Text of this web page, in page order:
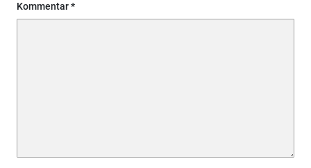
Kommentar